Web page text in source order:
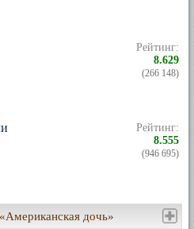
Рейтинг:
8.629
(266 148)
Рейтинг:
8.555
(946 695)
дочь»